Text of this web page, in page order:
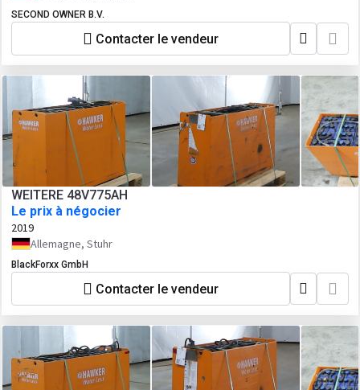
SECOND OWNER B.V.
Contacter le vendeur
WEITERE 48V775AH
Le prix à négocier
2019
Allemagne, Stuhr
BlackForxx GmbH
Contacter le vendeur